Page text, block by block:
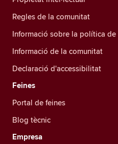
Regles de la comunitat
Informació sobre la política
Informació de la comunitat
Declaració d'accessibilitat
Feines
Portal de feines
Blog tècnic
Empresa